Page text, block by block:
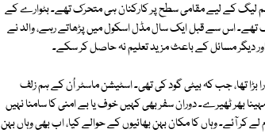
لیگ کے لیے مقامی سطح پر کارکنان ہی متحرک تھے۔ بٹوارے کے
تھے۔ اس سے قبل ایک سال مڈل اسکول میں پڑھاتے رہے، والد نے
دیگر مسائل کے باعث مزید تعلیم نہ حاصل کر سکے۔
بیٹا ذرا بڑا تھا، جب کہ بیٹی گود کی تھی۔ اسٹیشن ماسٹر اُن کے ہم زلف
بھر ٹھیرے۔ دوران سفر بھی کہیں خوف یا بے امنی کا سامنا نہیں
کر آئے۔ وہاں کا مکان بہن بھائیوں کے حوالے کیا، اب بھی وہاں بہن